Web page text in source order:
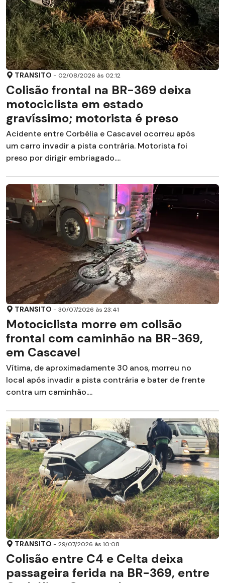
TRANSITO - 02/08/2026 às 02:12
Colisão frontal na BR-369 deixa
motociclista em estado
gravíssimo; motorista é preso
Acidente entre Corbélia e Cascavel ocorreu após
um carro invadir a pista contrária. Motorista foi
preso por dirigir embriagado....
TRANSITO - 30/07/2026 às 23:41
Motociclista morre em colisão
frontal com caminhão na BR-369,
em Cascavel
Vítima, de aproximadamente 30 anos, morreu no
local após invadir a pista contrária e bater de frente
contra um caminhão....
TRANSITO - 29/07/2026 às 10:08
Colisão entre C4 e Celta deixa
passageira ferida na BR-369, entre